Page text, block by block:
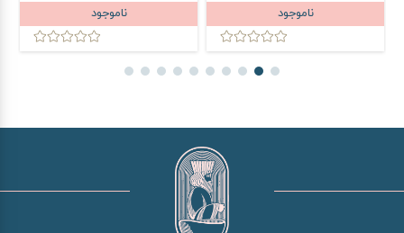
ناموجود
ناموجود